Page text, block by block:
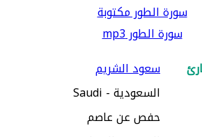
سورة الطور مكتوبة
سورة الطور mp3
سعود الشريم
السعودية - Saudi
حفص عن عاصم